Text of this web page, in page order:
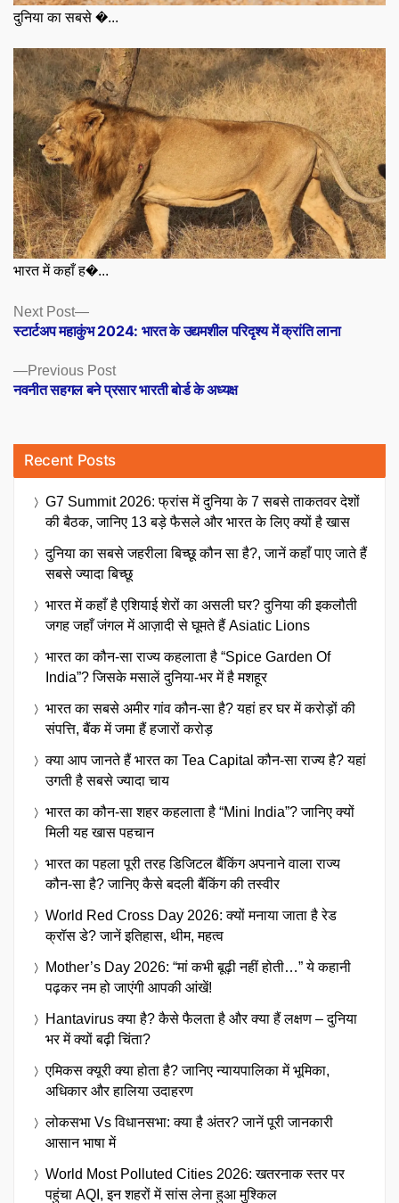
दुनिया का सबसे �...
भारत में कहाँ ह�...
Posts
navigation
Previous PostPrevious
post:
नवनीत सहगल बने प्रसार भारती बोर्ड के अध्यक्ष
Next Post
Next
post:
स्टार्टअप महाकुंभ 2024: भारत के उद्यमशील परिदृश्य में क्रांति लाना
Recent Posts
G7 Summit 2026: फ्रांस में दुनिया के 7 सबसे ताकतवर देशों
की बैठक, जानिए 13 बड़े फैसले और भारत के लिए क्यों है खास
दुनिया का सबसे जहरीला बिच्छू कौन सा है?, जानें कहाँ पाए जाते हैं
सबसे ज्यादा बिच्छू
भारत में कहाँ है एशियाई शेरों का असली घर? दुनिया की इकलौती
जगह जहाँ जंगल में आज़ादी से घूमते हैं Asiatic Lions
भारत का कौन-सा राज्य कहलाता है “Spice Garden Of
India”? जिसके मसालें दुनिया-भर में है मशहूर
भारत का सबसे अमीर गांव कौन-सा है? यहां हर घर में करोड़ों की
संपत्ति, बैंक में जमा हैं हजारों करोड़
क्या आप जानते हैं भारत का Tea Capital कौन-सा राज्य है? यहां
उगती है सबसे ज्यादा चाय
भारत का कौन-सा शहर कहलाता है “Mini India”? जानिए क्यों
मिली यह खास पहचान
भारत का पहला पूरी तरह डिजिटल बैंकिंग अपनाने वाला राज्य
कौन-सा है? जानिए कैसे बदली बैंकिंग की तस्वीर
World Red Cross Day 2026: क्यों मनाया जाता है रेड
क्रॉस डे? जानें इतिहास, थीम, महत्व
Mother’s Day 2026: “मां कभी बूढ़ी नहीं होती…” ये कहानी
पढ़कर नम हो जाएंगी आपकी आंखें!
Hantavirus क्या है? कैसे फैलता है और क्या हैं लक्षण – दुनिया
भर में क्यों बढ़ी चिंता?
एमिकस क्यूरी क्या होता है? जानिए न्यायपालिका में भूमिका,
अधिकार और हालिया उदाहरण
लोकसभा Vs विधानसभा: क्या है अंतर? जानें पूरी जानकारी
आसान भाषा में
World Most Polluted Cities 2026: खतरनाक स्तर पर
पहुंचा AQI, इन शहरों में सांस लेना हुआ मुश्किल